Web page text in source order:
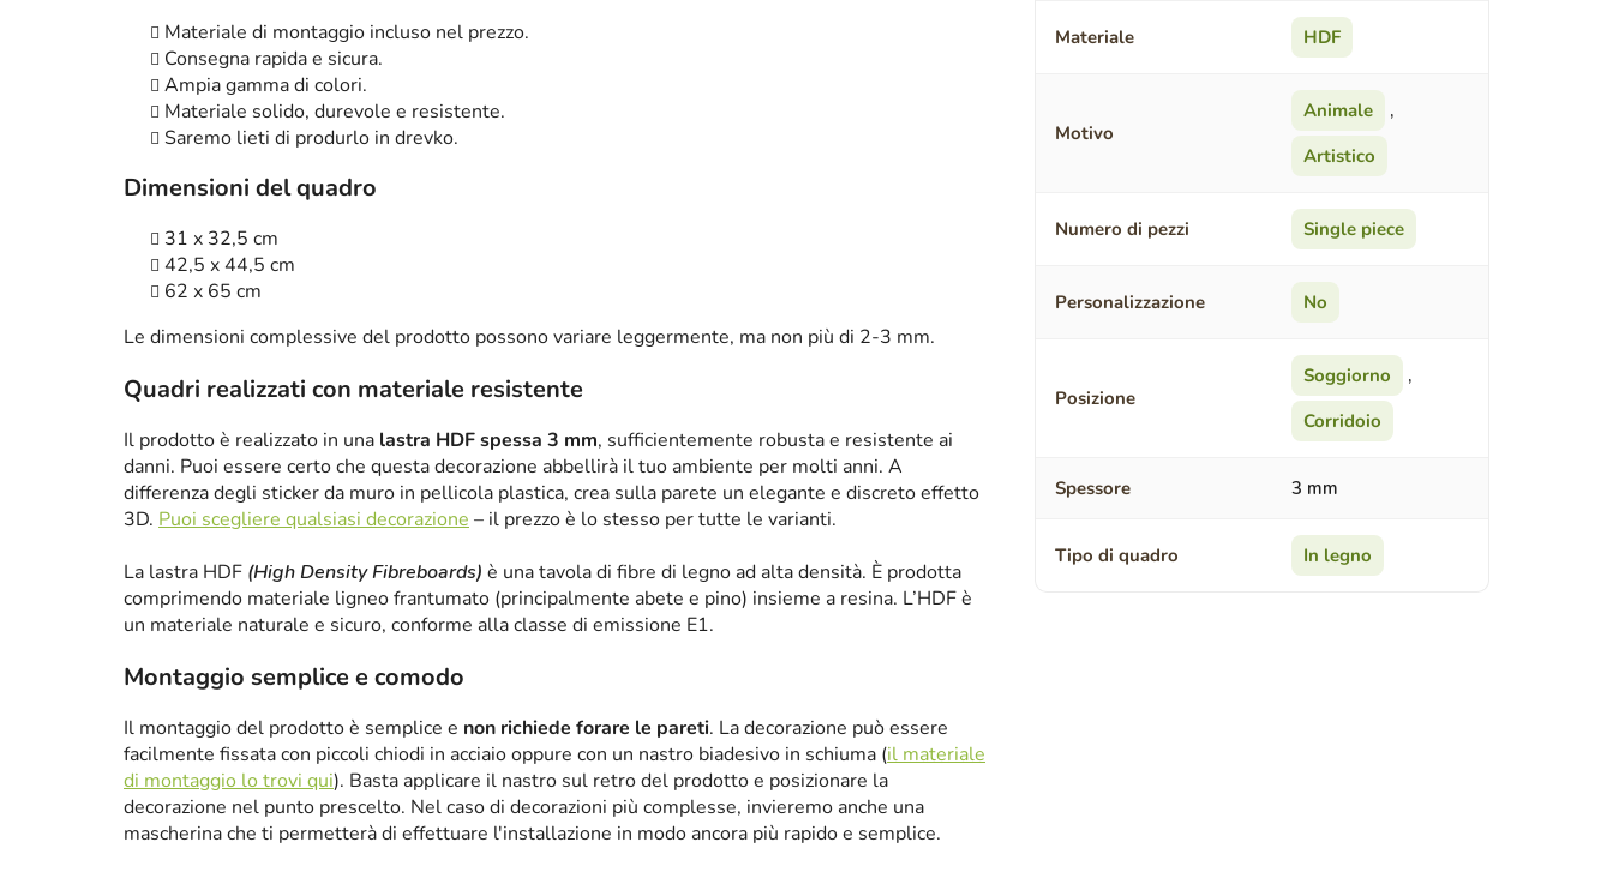
Materiale di montaggio incluso nel prezzo.
Consegna rapida e sicura.
Ampia gamma di colori.
Materiale solido, durevole e resistente.
Saremo lieti di produrlo in drevko.
Dimensioni del quadro
31 x 32,5 cm
42,5 x 44,5 cm
62 x 65 cm
Le dimensioni complessive del prodotto possono variare leggermente, ma non più di 2-3 mm.
Quadri realizzati con materiale resistente
Il prodotto è realizzato in una lastra HDF spessa 3 mm, sufficientemente robusta e resistente ai
danni. Puoi essere certo che questa decorazione abbellirà il tuo ambiente per molti anni. A
differenza degli sticker da muro in pellicola plastica, crea sulla parete un elegante e discreto effetto
3D. Puoi scegliere qualsiasi decorazione – il prezzo è lo stesso per tutte le varianti.
La lastra HDF (High Density Fibreboards) è una tavola di fibre di legno ad alta densità. È prodotta
comprimendo materiale ligneo frantumato (principalmente abete e pino) insieme a resina. L’HDF è
un materiale naturale e sicuro, conforme alla classe di emissione E1.
Montaggio semplice e comodo
Il montaggio del prodotto è semplice e non richiede forare le pareti. La decorazione può essere
facilmente fissata con piccoli chiodi in acciaio oppure con un nastro biadesivo in schiuma (il materiale
di montaggio lo trovi qui). Basta applicare il nastro sul retro del prodotto e posizionare la
decorazione nel punto prescelto. Nel caso di decorazioni più complesse, invieremo anche una
mascherina che ti permetterà di effettuare l'installazione in modo ancora più rapido e semplice.
Materiale HDF
Motivo
Animale
,
Artistico
Numero di pezzi Single piece
Personalizzazione No
Posizione
Soggiorno
,
Corridoio
Spessore 3 mm
Tipo di quadro In legno